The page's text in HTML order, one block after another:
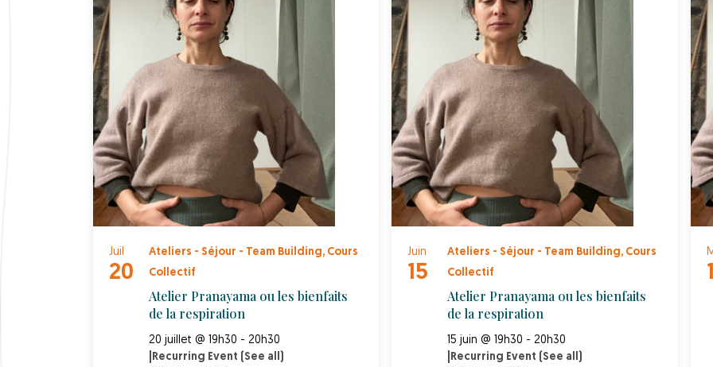
Juil
20
Ateliers - Séjour - Team Building, Cours
Collectif
Atelier Pranayama ou les bienfaits
de la respiration
20 juillet @ 19h30 - 20h30
Recurring Event
(See all)
Juin
15
Ateliers - Séjour - Team Building, Cours
Collectif
Atelier Pranayama ou les bienfaits
de la respiration
15 juin @ 19h30 - 20h30
Recurring Event
(See all)